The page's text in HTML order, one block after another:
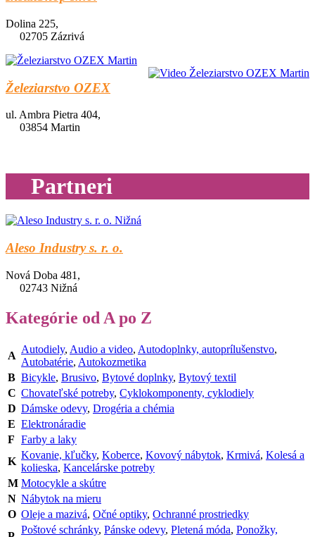
Dolina 225,
02705 Zázrivá
Železiarstvo OZEX
ul. Ambra Pietra 404,
03854 Martin
Partneri
Aleso Industry s. r. o.
Nová Doba 481,
02743 Nižná
Kategórie od A po Z
A
Autodiely, Audio a video, Autodoplnky, autoprílušenstvo,
Autobatérie, Autokozmetika
B Bicykle, Brusivo, Bytové doplnky, Bytový textil
C Chovateľské potreby, Cyklokomponenty, cyklodiely
D Dámske odevy, Drogéria a chémia
E Elektronáradie
F Farby a laky
K
Kovanie, kľučky, Koberce, Kovový nábytok, Krmivá, Kolesá a
kolieska, Kancelárske potreby
M Motocykle a skútre
N Nábytok na mieru
O Oleje a mazivá, Očné optiky, Ochranné prostriedky
Poštové schránky, Pánske odevy, Pletená móda, Ponožky,